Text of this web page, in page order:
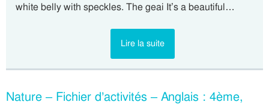
white belly with speckles. The geai It’s a beautiful…
Lire la suite
Nature – Fichier d’activités – Anglais : 4ème,